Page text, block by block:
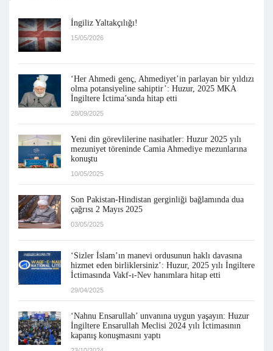
İngiliz Yaltakçılığı!
15/05/2026
‘Her Ahmedi genç, Ahmediyet’in parlayan bir yıldızı
olma potansiyeline sahiptir’: Huzur, 2025 MKA
İngiltere İctima’sında hitap etti
28/09/2025
Yeni din görevlilerine nasihatler: Huzur 2025 yılı
mezuniyet töreninde Camia Ahmediye mezunlarına
konuştu
10/05/2025
Son Pakistan-Hindistan gerginliği bağlamında dua
çağrısı 2 Mayıs 2025
03/05/2025
‘Sizler İslam’ın manevi ordusunun haklı davasına
hizmet eden birliklersiniz’: Huzur, 2025 yılı İngiltere
İctimasında Vakf-ı-Nev hanımlara hitap etti
29/04/2025
‘Nahnu Ensarullah’ unvanına uygun yaşayın: Huzur
İngiltere Ensarullah Meclisi 2024 yılı İctimasının
kapanış konuşmasını yaptı